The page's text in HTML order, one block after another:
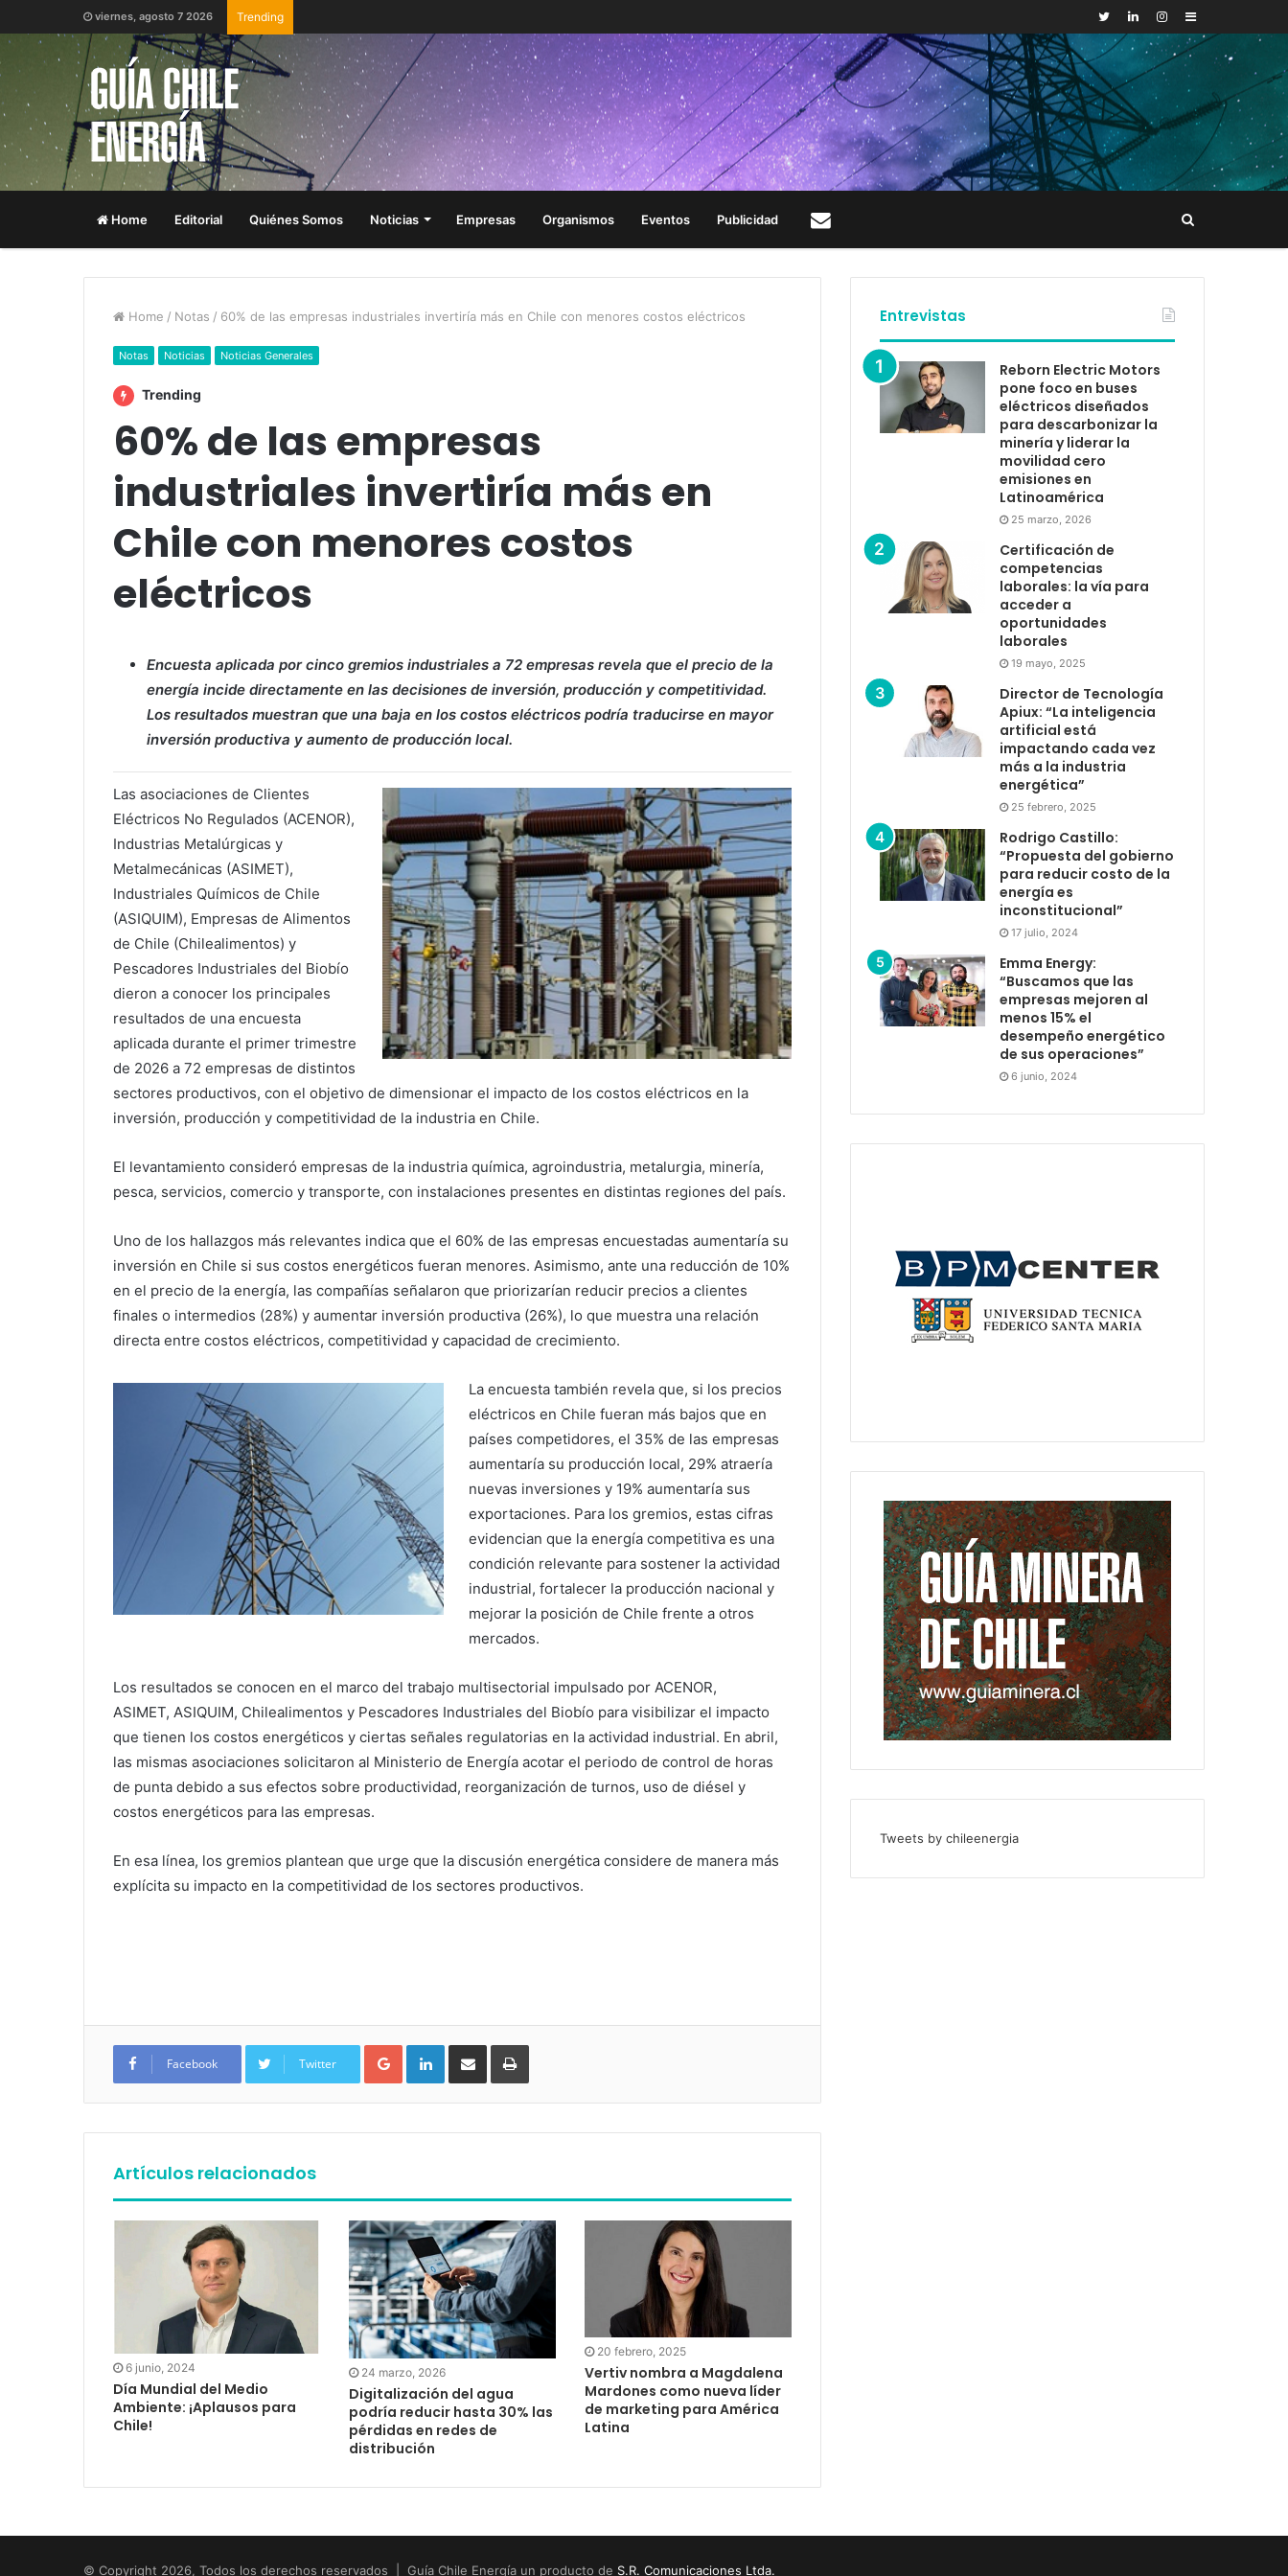
viernes, agosto 7 2026 Trending Sidebar
Home Editorial Quiénes Somos Noticias Empresas Organismos Eventos Publicidad
Home / Notas / 60% de las empresas industriales invertiría más en Chile con menores costos eléctricos
Notas Noticias Noticias Generales
Trending
60% de las empresas
industriales invertiría más en
Chile con menores costos
eléctricos
Encuesta aplicada por cinco gremios industriales a 72 empresas revela que el precio de la
energía incide directamente en las decisiones de inversión, producción y competitividad.
Los resultados muestran que una baja en los costos eléctricos podría traducirse en mayor
inversión productiva y aumento de producción local.
Las asociaciones de Clientes
Eléctricos No Regulados (ACENOR),
Industrias Metalúrgicas y
Metalmecánicas (ASIMET),
Industriales Químicos de Chile
(ASIQUIM), Empresas de Alimentos
de Chile (Chilealimentos) y
Pescadores Industriales del Biobío
dieron a conocer los principales
resultados de una encuesta
aplicada durante el primer trimestre
de 2026 a 72 empresas de distintos
sectores productivos, con el objetivo de dimensionar el impacto de los costos eléctricos en la
inversión, producción y competitividad de la industria en Chile.
El levantamiento consideró empresas de la industria química, agroindustria, metalurgia, minería,
pesca, servicios, comercio y transporte, con instalaciones presentes en distintas regiones del país.
Uno de los hallazgos más relevantes indica que el 60% de las empresas encuestadas aumentaría su
inversión en Chile si sus costos energéticos fueran menores. Asimismo, ante una reducción de 10%
en el precio de la energía, las compañías señalaron que priorizarían reducir precios a clientes
finales o intermedios (28%) y aumentar inversión productiva (26%), lo que muestra una relación
directa entre costos eléctricos, competitividad y capacidad de crecimiento.
La encuesta también revela que, si los precios
eléctricos en Chile fueran más bajos que en
países competidores, el 35% de las empresas
aumentaría su producción local, 29% atraería
nuevas inversiones y 19% aumentaría sus
exportaciones. Para los gremios, estas cifras
evidencian que la energía competitiva es una
condición relevante para sostener la actividad
industrial, fortalecer la producción nacional y
mejorar la posición de Chile frente a otros
mercados.
Los resultados se conocen en el marco del trabajo multisectorial impulsado por ACENOR,
ASIMET, ASIQUIM, Chilealimentos y Pescadores Industriales del Biobío para visibilizar el impacto
que tienen los costos energéticos y ciertas señales regulatorias en la actividad industrial. En abril,
las mismas asociaciones solicitaron al Ministerio de Energía acotar el periodo de control de horas
de punta debido a sus efectos sobre productividad, reorganización de turnos, uso de diésel y
costos energéticos para las empresas.
En esa línea, los gremios plantean que urge que la discusión energética considere de manera más
explícita su impacto en la competitividad de los sectores productivos.
Facebook Twitter
Google+ LinkedIn
Artículos relacionados
6 junio, 2024
Día Mundial del Medio
Ambiente: ¡Aplausos para
Chile!
24 marzo, 2026
Digitalización del agua
podría reducir hasta 30% las
pérdidas en redes de
distribución
20 febrero, 2025
Vertiv nombra a Magdalena
Mardones como nueva líder
de marketing para América
Latina
Entrevistas
Reborn Electric Motors
pone foco en buses
eléctricos diseñados
para descarbonizar la
minería y liderar la
movilidad cero
emisiones en
Latinoamérica
25 marzo, 2026
Certificación de
competencias
laborales: la vía para
acceder a
oportunidades
laborales
19 mayo, 2025
Director de Tecnología
Apiux: “La inteligencia
artificial está
impactando cada vez
más a la industria
energética”
25 febrero, 2025
Rodrigo Castillo:
“Propuesta del gobierno
para reducir costo de la
energía es
inconstitucional”
17 julio, 2024
Emma Energy:
“Buscamos que las
empresas mejoren al
menos 15% el
desempeño energético
de sus operaciones”
6 junio, 2024
Tweets by chileenergia
© Copyright 2026, Todos los derechos reservados | Guía Chile Energía un producto de S.R. Comunicaciones Ltda.